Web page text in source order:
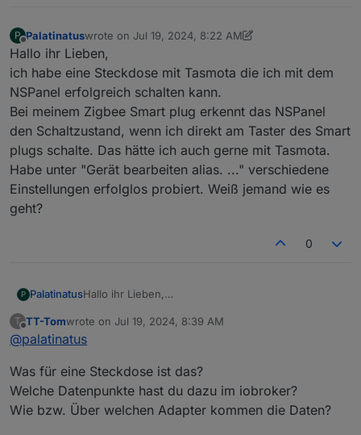
P
Offline
Palatinatuswrote on Jul 19, 2024, 8:22 AM
last edited by PalatinatusJul 19, 2024, 10:26 AM
Hallo ihr Lieben,
ich habe eine Steckdose mit Tasmota die ich mit dem
NSPanel erfolgreich schalten kann.
Bei meinem Zigbee Smart plug erkennt das NSPanel
den Schaltzustand, wenn ich direkt am Taster des Smart
plugs schalte. Das hätte ich auch gerne mit Tasmota.
Habe unter "Gerät bearbeiten alias. ..." verschiedene
Einstellungen erfolglos probiert. Weiß jemand wie es
geht?
0
P PalatinatusHallo ihr Lieben,
dem NSPanel erfolgreich schalten kann.
Bei meinem Zigbee Smart plug erkennt das NSPanel
Smart plugs schalte. Das hätte ich auch gerne mit
Tasmota.
Habe unter "Gerät bearbeiten alias. ..."
verschiedene Einstellungen erfolglos probiert. Weiß
T
Offline
TT-Tomwrote on Jul 19, 2024, 8:39 AM
last edited by
@palatinatus
Was für eine Steckdose ist das?
Welche Datenpunkte hast du dazu im iobroker?
Wie bzw. Über welchen Adapter kommen die Daten?